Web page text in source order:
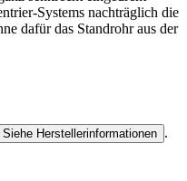
Systems nachträglich die
dafür das Standrohr aus der
Siehe Herstellerinformationen .